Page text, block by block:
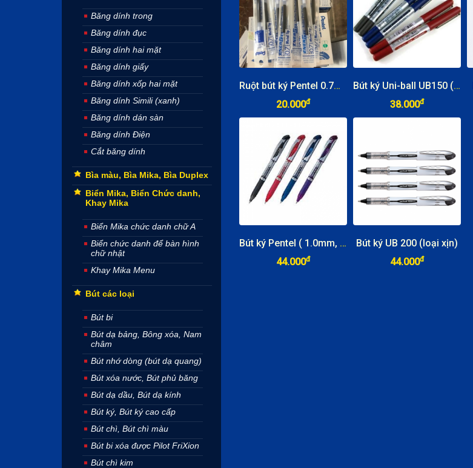
Băng dính trong
Băng dính đục
Băng dính hai mặt
Băng dính giấy
Băng dính xốp hai mặt
Băng dính Simili (xanh)
Băng dính dán sàn
Băng dính Điện
Cắt băng dính
Bìa màu, Bìa Mika, Bìa Duplex
Biển Mika, Biển Chức danh,
Khay Mika
Biển Mika chức danh chữ A
Biển chức danh để bàn hình
chữ nhật
Khay Mika Menu
Bút các loại
Bút bi
Bút dạ bảng, Bông xóa, Nam
châm
Bút nhớ dòng (bút dạ quang)
Bút xóa nước, Bút phủ băng
Bút dạ dầu, Bút dạ kính
Bút ký, Bút ký cao cấp
Bút chì, Bút chì màu
Bút bi xóa được Pilot FriXion
Bút chì kim
Ruột bút ký Pentel 0.7mm
20.000đ
Bút ký Uni-ball UB150 (loại xịn)
38.000đ
Bút ký Pentel ( 1.0mm, 0.7mm)
44.000đ
Bút ký UB 200 (loại xịn)
44.000đ